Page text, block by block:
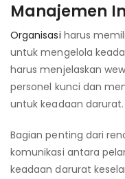
Manajemen
Organisasi harus
untuk mengelola
harus menjelaskan
personel kunci dan
untuk keadaan darurat.
Bagian penting dari
komunikasi antara
keadaan darurat